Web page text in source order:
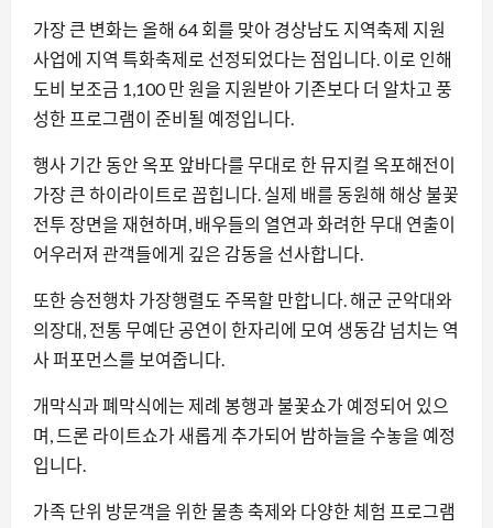
가장 큰 변화는 올해 64 회를 맞아 경상남도 지역축제 지원
사업에 지역 특화축제로 선정되었다는 점입니다. 이로 인해
도비 보조금 1,100 만 원을 지원받아 기존보다 더 알차고 풍
성한 프로그램이 준비될 예정입니다.
행사 기간 동안 옥포 앞바다를 무대로 한 뮤지컬 옥포해전이
가장 큰 하이라이트로 꼽힙니다. 실제 배를 동원해 해상 불꽃
전투 장면을 재현하며, 배우들의 열연과 화려한 무대 연출이
어우러져 관객들에게 깊은 감동을 선사합니다.
또한 승전행차 가장행렬도 주목할 만합니다. 해군 군악대와
의장대, 전통 무예단 공연이 한자리에 모여 생동감 넘치는 역
사 퍼포먼스를 보여줍니다.
개막식과 폐막식에는 제례 봉행과 불꽃쇼가 예정되어 있으
며, 드론 라이트쇼가 새롭게 추가되어 밤하늘을 수놓을 예정
입니다.
가족 단위 방문객을 위한 물총 축제와 다양한 체험 프로그램